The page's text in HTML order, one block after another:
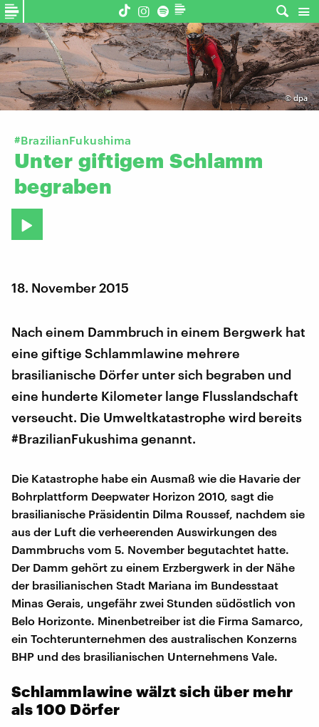
©dpa
#BrazilianFukushima
Unter giftigem Schlamm
begraben
18. November 2015
Nach einem Dammbruch in einem Bergwerk hat
eine giftige Schlammlawine mehrere
brasilianische Dörfer unter sich begraben und
eine hunderte Kilometer lange Flusslandschaft
verseucht. Die Umweltkatastrophe wird bereits
#BrazilianFukushima genannt.
Die Katastrophe habe ein Ausmaß wie die Havarie der
Bohrplattform Deepwater Horizon 2010, sagt die
brasilianische Präsidentin Dilma Roussef, nachdem sie
aus der Luft die verheerenden Auswirkungen des
Dammbruchs vom 5. November begutachtet hatte.
Der Damm gehört zu einem Erzbergwerk in der Nähe
der brasilianischen Stadt Mariana im Bundesstaat
Minas Gerais, ungefähr zwei Stunden südöstlich von
Belo Horizonte. Minenbetreiber ist die Firma Samarco,
ein Tochterunternehmen des australischen Konzerns
BHP und des brasilianischen Unternehmens Vale.
Schlammlawine wälzt sich über mehr
als 100 Dörfer